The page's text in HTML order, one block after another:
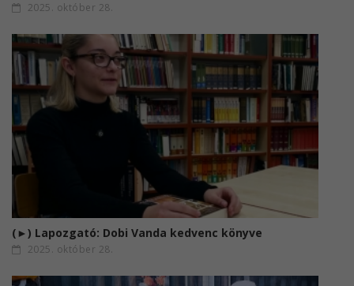
2025. október 28.
(►) Lapozgató: Dobi Vanda kedvenc könyve
2025. október 28.